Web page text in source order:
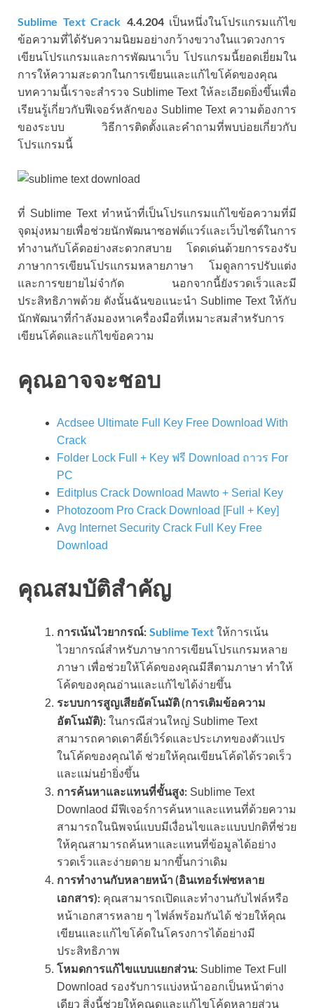
Sublime Text Crack 4.4.204 เป็นหนึ่งในโปรแกรมแก้ไข
ข้อความที่ได้รับความนิยมอย่างกว้างขวางในแวดวงการ
เขียนโปรแกรมและการพัฒนาเว็บ โปรแกรมนี้ยอดเยี่ยมใน
การให้ความสะดวกในการเขียนและแก้ไขโค้ดของคุณ
บทความนี้เราจะสำรวจ Sublime Text ให้ละเอียดยิ่งขึ้นเพื่อ
เรียนรู้เกี่ยวกับฟีเจอร์หลักของ Sublime Text ความต้องการ
ของระบบ วิธีการติดตั้งและคำถามที่พบบ่อยเกี่ยวกับ
โปรแกรมนี้
ที่ Sublime Text ทำหน้าที่เป็นโปรแกรมแก้ไขข้อความที่มี
จุดมุ่งหมายเพื่อช่วยนักพัฒนาซอฟต์แวร์และเว็บไซต์ในการ
ทำงานกับโค้ดอย่างสะดวกสบาย โดดเด่นด้วยการรองรับ
ภาษาการเขียนโปรแกรมหลายภาษา โมดูลการปรับแต่ง
และการขยายไม่จำกัด นอกจากนี้ยังรวดเร็วและมี
ประสิทธิภาพด้วย ดังนั้นฉันขอแนะนำ Sublime Text ให้กับ
นักพัฒนาที่กำลังมองหาเครื่องมือที่เหมาะสมสำหรับการ
เขียนโค้ดและแก้ไขข้อความ
คุณอาจจะชอบ
Acdsee Ultimate Full Key Free Download With
Crack
Folder Lock Full + Key ฟรี Download ถาวร For
PC
Editplus Crack Download Mawto + Serial Key
Photozoom Pro Crack Download [Full + Key]
Avg Internet Security Crack Full Key Free
Download
คุณสมบัติสำคัญ
การเน้นไวยากรณ์: Sublime Text ให้การเน้น
ไวยากรณ์สำหรับภาษาการเขียนโปรแกรมหลาย
ภาษา เพื่อช่วยให้โค้ดของคุณมีสีตามภาษา ทำให้
โค้ดของคุณอ่านและแก้ไขได้ง่ายขึ้น
ระบบการสูญเสียอัตโนมัติ (การเติมข้อความ
อัตโนมัติ): ในกรณีส่วนใหญ่ Sublime Text
สามารถคาดเดาคีย์เวิร์ดและประเภทของตัวแปร
ในโค้ดของคุณได้ ช่วยให้คุณเขียนโค้ดได้รวดเร็ว
และแม่นยำยิ่งขึ้น
การค้นหาและแทนที่ขั้นสูง: Sublime Text
Downlaod มีฟีเจอร์การค้นหาและแทนที่ด้วยความ
สามารถในนิพจน์แบบมีเงื่อนไขและแบบปกติที่ช่วย
ให้คุณสามารถค้นหาและแทนที่ข้อมูลได้อย่าง
รวดเร็วและง่ายดาย มากขึ้นกว่าเดิม
การทำงานกับหลายหน้า (อินเทอร์เฟซหลาย
เอกสาร): คุณสามารถเปิดและทำงานกับไฟล์หรือ
หน้าเอกสารหลาย ๆ ไฟล์พร้อมกันได้ ช่วยให้คุณ
เขียนและแก้ไขโค้ดในโครงการได้อย่างมี
ประสิทธิภาพ
โหมดการแก้ไขแบบแยกส่วน: Sublime Text Full
Download รองรับการแบ่งหน้าออกเป็นหน้าต่าง
เดียว สิ่งนี้ช่วยให้คุณดูและแก้ไขโค้ดหลายส่วน